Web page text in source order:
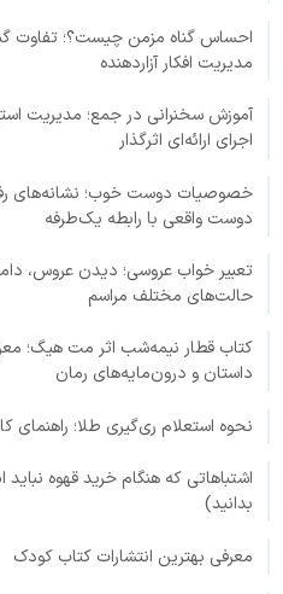
احساس گناه مزمن چیست؟؛ تفاوت
مدیریت افکار آزاردهنده
آموزش سخنرانی در جمع؛ مدیریت
اجرای ارائه‌ای اثرگذار
خصوصیات دوست خوب؛ نشانه‌های
دوست واقعی با رابطه یک‌طرفه
تعبیر خواب عروسی؛ دیدن عروس،
حالت‌های مختلف مراسم
کتاب قطار نیمه‌شب اثر مت هیگ؛
داستان و درون‌مایه‌های رمان
نحوه استعلام ری‌گیری طلا؛
بدانید)
معرفی بهترین انتشارات کتاب کودک